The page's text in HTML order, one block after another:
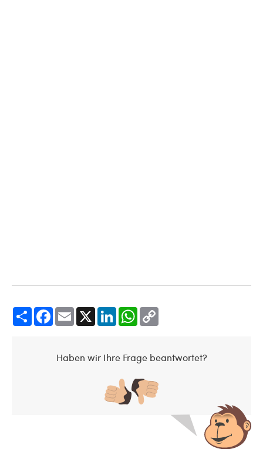
Share Facebook Email LinkedIn WhatsApp
Haben wir Ihre Frage beantwortet?